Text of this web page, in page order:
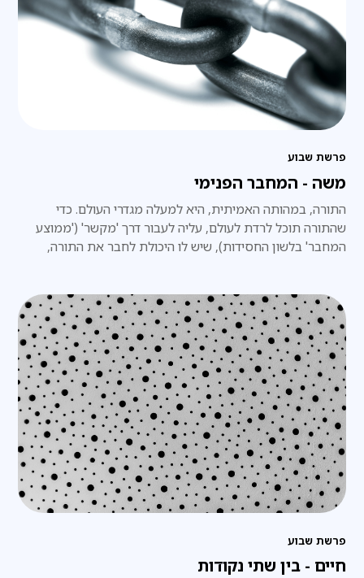
פרשת שבוע
משה - המחבר הפנימי
התורה, במהותה האמיתית, היא למעלה מגדרי העולם. כדי
שהתורה תוכל לרדת לעולם, עליה לעבור דרך 'מקשר' ('ממוצע
המחבר' בלשון החסידות), שיש לו היכולת לחבר את התורה,
פרשת שבוע
חיים - בין שתי נקודות